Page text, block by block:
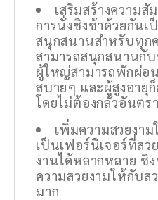
เสริมสร้างความ
การนั่งชิงช้าด้วยกันเ
สนุกสนานสำหรับทุก
สามารถสนุกสนานกั
ผู้ใหญ่สามารถพักผ่อ
สบายๆ และผู้สูงอายุ
โดยไม่ต้องกลัวอันตร
เพิ่มความสวยงา
เป็นเฟอร์นิเจอร์ที่ส
งานได้หลากหลาย ชิ
ความสวยงามให้กับ
มาก